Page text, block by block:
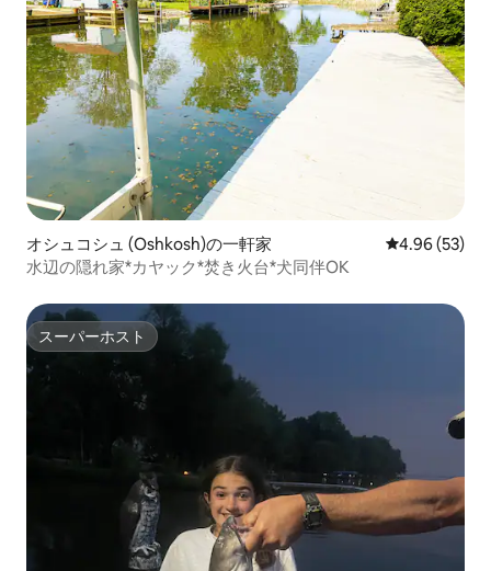
オシュコシュ (Oshkosh)の一軒家 レビュー53
4.96 (53)
水辺の隠れ家*カヤック*焚き火台*犬同伴OK
スーパーホスト
スーパーホスト